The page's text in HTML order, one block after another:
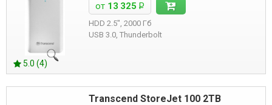
от 13 325 Р
5.0 (4)
HDD 2.5", 2000 Гб
USB 3.0, Thunderbolt
Transcend StoreJet 100 2TB